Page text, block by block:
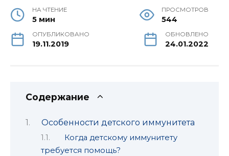
НА ЧТЕНИЕ
5 мин
ПРОСМОТРОВ
544
ОПУБЛИКОВАНО
19.11.2019
ОБНОВЛЕНО
24.01.2022
Содержание
Особенности детского иммунитета
Когда детскому иммунитету
требуется помощь?